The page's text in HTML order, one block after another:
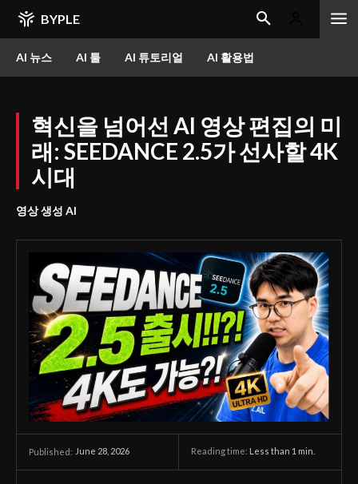
BYPLE
AI 뉴스 AI 툴 AI 튜토리얼 AI 활용법
혁신을 넘어선 AI 영상 편집의 미
래: SEEDANCE 2.5가 선사할 4K
시대
영상 생성 AI
Published: June 28, 2026 Reading time: Less than 1 min.